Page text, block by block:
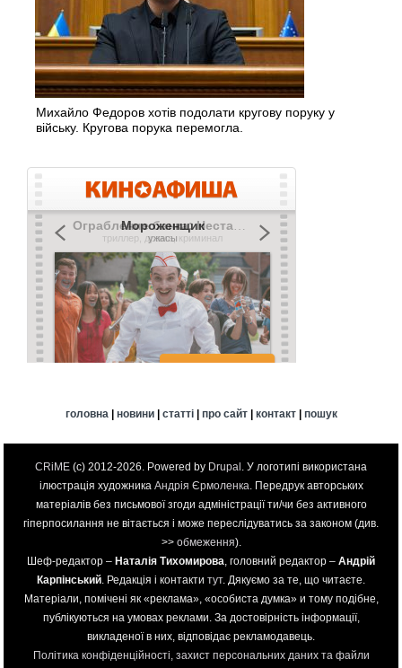
Михайло Федоров хотів подолати кругову поруку у
війську. Кругова порука перемогла.
головна| новини| статті| про сайт| контакт| пошук
CRiME (c) 2012-2026. Powered by Drupal . У логотипі використана
ілюстрація художника Андрія Єрмоленка. Передрук авторських
матеріалів без письмової згоди адміністрації ти/чи без активного
гіперпосилання не вітається і може переслідуватись за законом (див.
>> обмеження).
Шеф-редактор – Наталія Тихомирова, головний редактор – Андрій
Карпінський. Редакція і контакти тут. Дякуємо за те, що читаєте.
Матеріали, помічені як «реклама», «особиста думка» и тому подібне,
публікуються на умовах реклами. За достовірність інформації,
викладеної в них, відповідає рекламодавець.
Політика конфіденційності, захист персональних даних та файли